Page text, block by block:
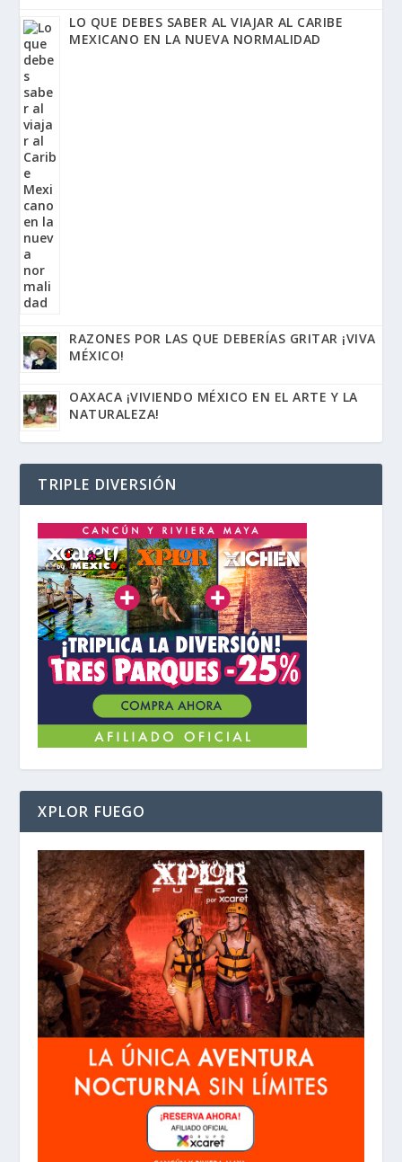
LO QUE DEBES SABER AL VIAJAR AL CARIBE
MEXICANO EN LA NUEVA NORMALIDAD
RAZONES POR LAS QUE DEBERÍAS GRITAR ¡VIVA
MÉXICO!
OAXACA ¡VIVIENDO MÉXICO EN EL ARTE Y LA
NATURALEZA!
TRIPLE DIVERSIÓN
XPLOR FUEGO